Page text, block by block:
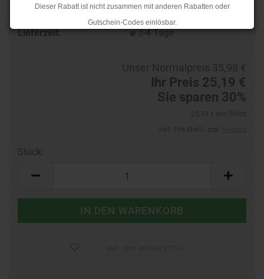
Dieser Rabatt ist nicht zusammen mit anderen Rabatten oder
Gutschein-Codes einlösbar.
.
Lieferzeit:
3-4 Tage
Ihr Preis 25,19 €
Sie sparen 30%
Stück: